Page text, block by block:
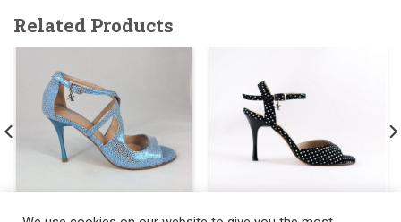
Related Products
505 519